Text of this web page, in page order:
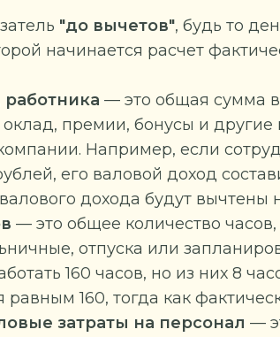
"до вычетов", будь то
начинается расчет
— это общая сумма
премии, бонусы и
Например, если
его валовой доход
дохода будут вычтены
— это общее количество
отпуска или
160 часов, но из них 8
равным 160, тогда как
затраты на персонал —